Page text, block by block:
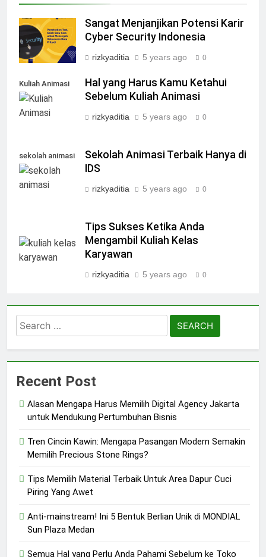
Sangat Menjanjikan Potensi Karir
Cyber Security Indonesia
rizkyaditia 5 years ago 0
Kuliah Animasi
Hal yang Harus Kamu Ketahui
Sebelum Kuliah Animasi
rizkyaditia 5 years ago 0
sekolah animasi
Sekolah Animasi Terbaik Hanya di
IDS
rizkyaditia 5 years ago 0
Tips Sukses Ketika Anda
Mengambil Kuliah Kelas
Karyawan
rizkyaditia 5 years ago 0
Search
for:
Recent Post
Alasan Mengapa Harus Memilih Digital Agency Jakarta
untuk Mendukung Pertumbuhan Bisnis
Tren Cincin Kawin: Mengapa Pasangan Modern Semakin
Memilih Precious Stone Rings?
Tips Memilih Material Terbaik Untuk Area Dapur Cuci
Piring Yang Awet
Anti-mainstream! Ini 5 Bentuk Berlian Unik di MONDIAL
Sun Plaza Medan
Semua Hal yang Perlu Anda Pahami Sebelum ke Toko